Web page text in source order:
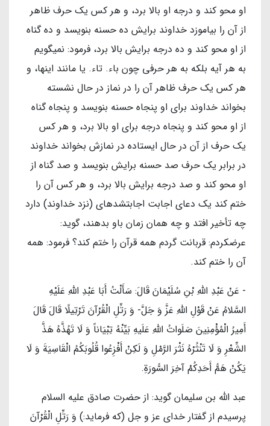
او محو كند و درجه او بالا برد، و هر كس يك حرف ظاهر
از آن را بياموزد خداوند برايش ده حسنه بنويسد و ده گناه
از او محو كند و ده درجه برايش بالا برد، فرمود: نميگويم
به هر آيه بلكه به هر حرفى چون باء. تاء. يا مانند اينها، و
هر كس يك حرف ظاهر آن را در نماز در حال نشسته
بخواند خداوند براى او پنجاه حسنه بنويسد و پنجاه گناه
از او محو كند و پنجاه درجه براى او بالا برد، و هر كس
يك حرف از آن در حال ايستاده در نمازش بخواند خداوند
در برابر يك حرف صد حسنه برايش بنويسد و صد گناه از
او محو كند و صد درجه برايش بالا برد، و هر كس آن را
ختم كند يك دعاى اجابت اجابت‏شده‏اى (نزد خداوند) دارد
چه تأخير افتد و چه همان زمان باو بدهند، گويد:
عرضكردم: قربانت گردم همه قرآن را ختم كند؟ فرمود: همه
آن را ختم كند.
- عَنْ عَبْدِ اللَّهِ بْنِ سُلَيْمَانَ قَالَ: سَأَلْتُ أَبَا عَبْدِ اللَّهِ عَلَیْهِ
السَّلامُ عَنْ قَوْلِ اللَّهِ عَزَّ وَ جَلَّ- وَ رَتِّلِ الْقُرْآنَ تَرْتِيلًا قَالَ قَالَ
أَمِيرُ الْمُؤْمِنِينَ صَلَواتُ اللهِ عَلَیهِ بَيِّنْهُ تِبْيَاناً وَ لَا تَهُذَّهُ هَذَّ
الشِّعْرِ وَ لَا تَنْثُرْهُ نَثْرَ الرَّمْلِ وَ لَكِنْ أَفْزِعُوا قُلُوبَكُمُ الْقَاسِيَةَ وَ لَا
يَكُنْ هَمُّ أَحَدِكُمْ آخِرَ السُّورَةِ.
عبد اللَّه بن سليمان گويد: از حضرت صادق عليه السلام
پرسيدم از گفتار خداى عز و جل (كه فرمايد:) وَ رَتِّلِ الْقُرْآنَ